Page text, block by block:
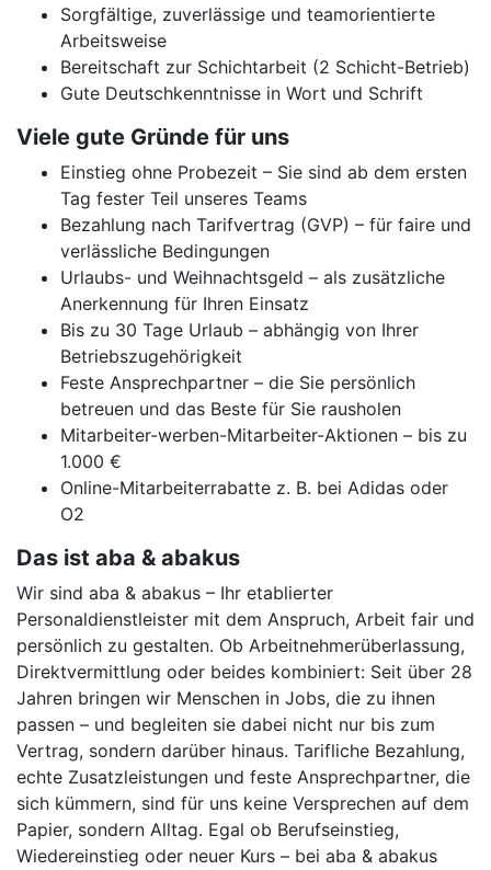
Sorgfältige, zuverlässige und teamorientierte
Arbeitsweise
Bereitschaft zur Schichtarbeit (2 Schicht-Betrieb)
Gute Deutschkenntnisse in Wort und Schrift
Viele gute Gründe für uns
Einstieg ohne Probezeit – Sie sind ab dem ersten
Tag fester Teil unseres Teams
Bezahlung nach Tarifvertrag (GVP) – für faire und
verlässliche Bedingungen
Urlaubs- und Weihnachtsgeld – als zusätzliche
Anerkennung für Ihren Einsatz
Bis zu 30 Tage Urlaub – abhängig von Ihrer
Betriebszugehörigkeit
Feste Ansprechpartner – die Sie persönlich
betreuen und das Beste für Sie rausholen
Mitarbeiter-werben-Mitarbeiter-Aktionen – bis zu
1.000 €
Online-Mitarbeiterrabatte z. B. bei Adidas oder
O2
Das ist aba & abakus
Wir sind aba & abakus – Ihr etablierter
Personaldienstleister mit dem Anspruch, Arbeit fair und
persönlich zu gestalten. Ob Arbeitnehmerüberlassung,
Direktvermittlung oder beides kombiniert: Seit über 28
Jahren bringen wir Menschen in Jobs, die zu ihnen
passen – und begleiten sie dabei nicht nur bis zum
Vertrag, sondern darüber hinaus. Tarifliche Bezahlung,
echte Zusatzleistungen und feste Ansprechpartner, die
sich kümmern, sind für uns keine Versprechen auf dem
Papier, sondern Alltag. Egal ob Berufseinstieg,
Wiedereinstieg oder neuer Kurs – bei aba & abakus